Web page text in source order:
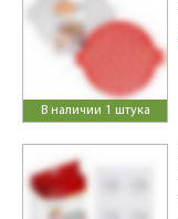
В наличии 1 штука